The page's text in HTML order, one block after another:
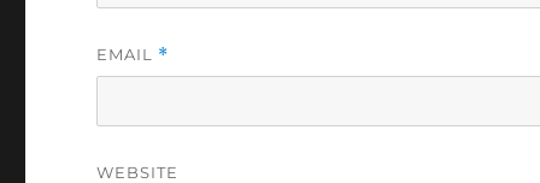
EMAIL *
WEBSITE